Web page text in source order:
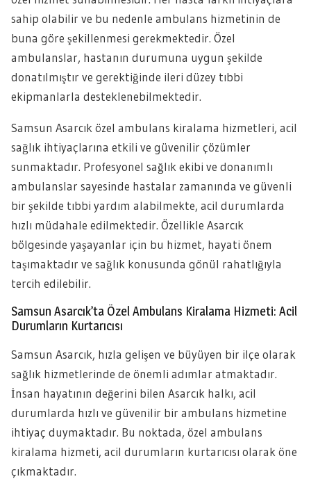
sahip olabilir ve bu nedenle ambulans hizmetinin de
buna göre şekillenmesi gerekmektedir. Özel
ambulanslar, hastanın durumuna uygun şekilde
donatılmıştır ve gerektiğinde ileri düzey tıbbi
ekipmanlarla desteklenebilmektedir.
Samsun Asarcık özel ambulans kiralama hizmetleri, acil
sağlık ihtiyaçlarına etkili ve güvenilir çözümler
sunmaktadır. Profesyonel sağlık ekibi ve donanımlı
ambulanslar sayesinde hastalar zamanında ve güvenli
bir şekilde tıbbi yardım alabilmekte, acil durumlarda
hızlı müdahale edilmektedir. Özellikle Asarcık
bölgesinde yaşayanlar için bu hizmet, hayati önem
taşımaktadır ve sağlık konusunda gönül rahatlığıyla
tercih edilebilir.
Samsun Asarcık’ta Özel Ambulans Kiralama Hizmeti: Acil
Durumların Kurtarıcısı
Samsun Asarcık, hızla gelişen ve büyüyen bir ilçe olarak
sağlık hizmetlerinde de önemli adımlar atmaktadır.
İnsan hayatının değerini bilen Asarcık halkı, acil
durumlarda hızlı ve güvenilir bir ambulans hizmetine
ihtiyaç duymaktadır. Bu noktada, özel ambulans
kiralama hizmeti, acil durumların kurtarıcısı olarak öne
çıkmaktadır.